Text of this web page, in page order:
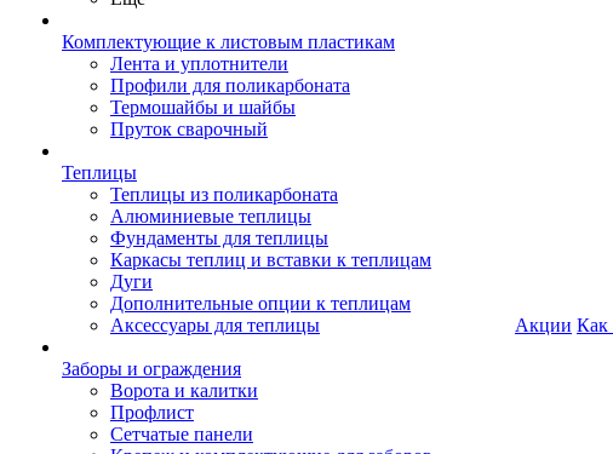
Комплектующие к листовым пластикам
Лента и уплотнители
Профили для поликарбоната
Термошайбы и шайбы
Пруток сварочный
Теплицы
Теплицы из поликарбоната
Алюминиевые теплицы
Фундаменты для теплицы
Каркасы теплиц и вставки к теплицам
Дуги
Дополнительные опции к теплицам
Аксессуары для теплицы
Заборы и ограждения
Ворота и калитки
Профлист
Сетчатые панели
Акции Как